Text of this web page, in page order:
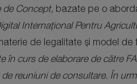
de Concept, bazate pe o
Internațional Pentru
de legalitate și model de
în curs de elaborare de către
reuniuni de consultare. În